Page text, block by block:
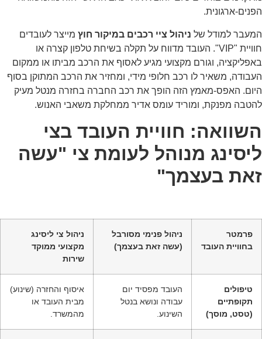
ארגונית.
למודל שלניהול ציי רכבים במיקור חוץמייצר לעובדים
חוויית "VIP". העובד מדווח על תקלה בשיחת טלפון קצרה או
וגורם מקצועי מגיע לאסוף את הרכב מביתו או ממקום
משאיר לו רכב חלופי מידי, ומחזיר את הרכב המתוקן בסוף
האפס-מאמץ הזה הופך את רכב החברה בחזרה מנטל מעיק
מפנקת, ומוריד עומס אדיר ממחלקת משאבי האנוש.
חוויית העובד בצי
מנוהל לעומת צי "עשה
בעצמך"
פרמטר
בחוויית העובד
ניהול פנימי מסורבל
(עשה זאת בעצמך)
ניהול צי ליסינג
מקצועי ממוקד
שירות
טיפולים
תקופתיים
(טסט, מוסך)
העובד מפסיד יום
עבודה ונושא בנטל
השינוע.
איסוף והחזרה (שינוע)
מבית העובד או
מהמשרד.